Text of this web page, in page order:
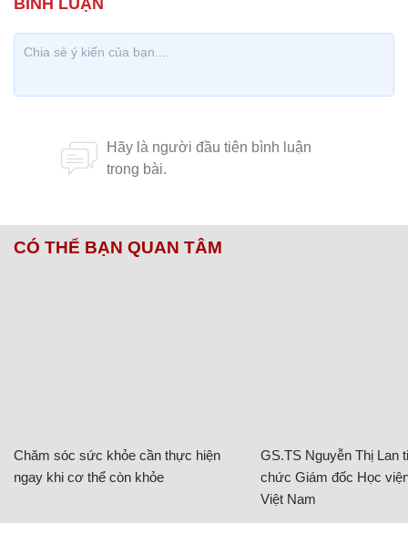
CÓ THỂ BẠN QUAN TÂM
Chăm sóc sức khỏe cần thực hiện
ngay khi cơ thể còn khỏe
GS.TS Nguyễn Thị Lan
chức Giám đốc Học
Việt Nam